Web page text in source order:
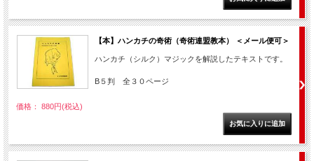
【本】ハンカチの奇術（奇術連盟教本） ＜メール便可＞
ハンカチ（シルク）マジックを解説したテキストです。
B５判 全３０ページ
価格： 880円(税込)